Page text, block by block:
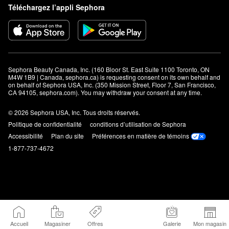
Accueil Magasiner Offres Galerie Mon magasin
Téléchargez l’appli Sephora
Sephora Beauty Canada, Inc. (160 Bloor St. East Suite 1100 Toronto, ON
M4W 1B9 | Canada, sephora.ca) is requesting consent on its own behalf and
on behalf of Sephora USA, Inc. (350 Mission Street, Floor 7, San Francisco,
CA 94105, sephora.com). You may withdraw your consent at any time.
© 2026 Sephora USA, Inc. Tous droits réservés.
Politique de confidentialité
conditions d’utilisation de Sephora
Accessibilité
Plan du site
Préférences en matière de témoins
1-877-737-4672